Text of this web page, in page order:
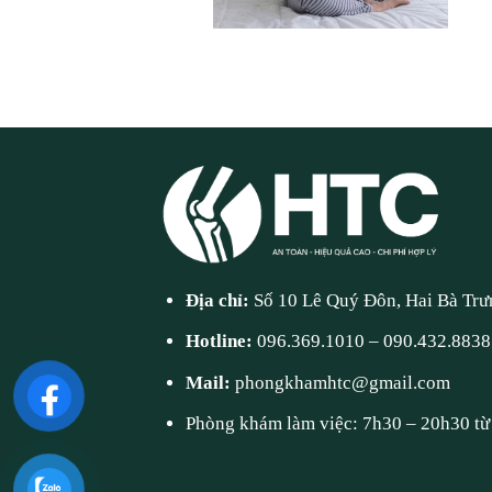
Địa chỉ: Số 10 Lê Quý Đôn, Hai Bà
Hotline:096.369.1010 –090.432.8838
Mail:phongkhamhtc@gmail.com
Phòng khám làm việc: 7h30 – 20h30